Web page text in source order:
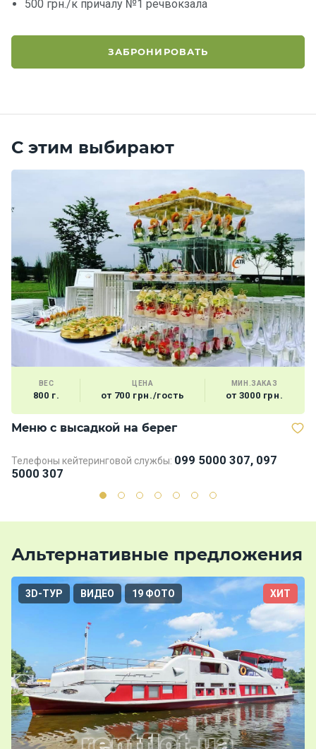
500 грн./к причалу №1 речвокзала
ЗАБРОНИРОВАТЬ
С этим выбирают
ВЕС
800 г.
ЦЕНА
от 700 грн./гость
МИН.ЗАКАЗ
от 3000 грн.
Меню с высадкой на берег
Телефоны кейтеринговой службы: 099 5000 307, 097
5000 307
Альтернативные предложения
3D-ТУР ВИДЕО 19 ФОТО ХИТ